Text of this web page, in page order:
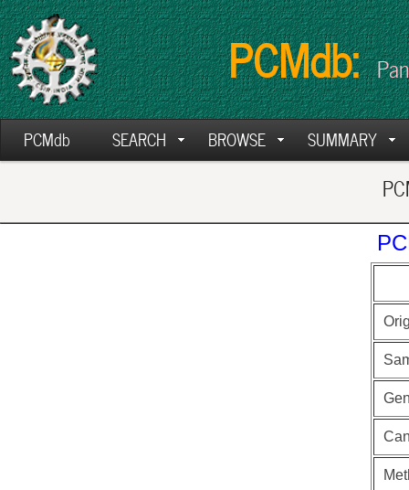
PCMdb:
PCMdb SEARCH BROWSE SUMMARY